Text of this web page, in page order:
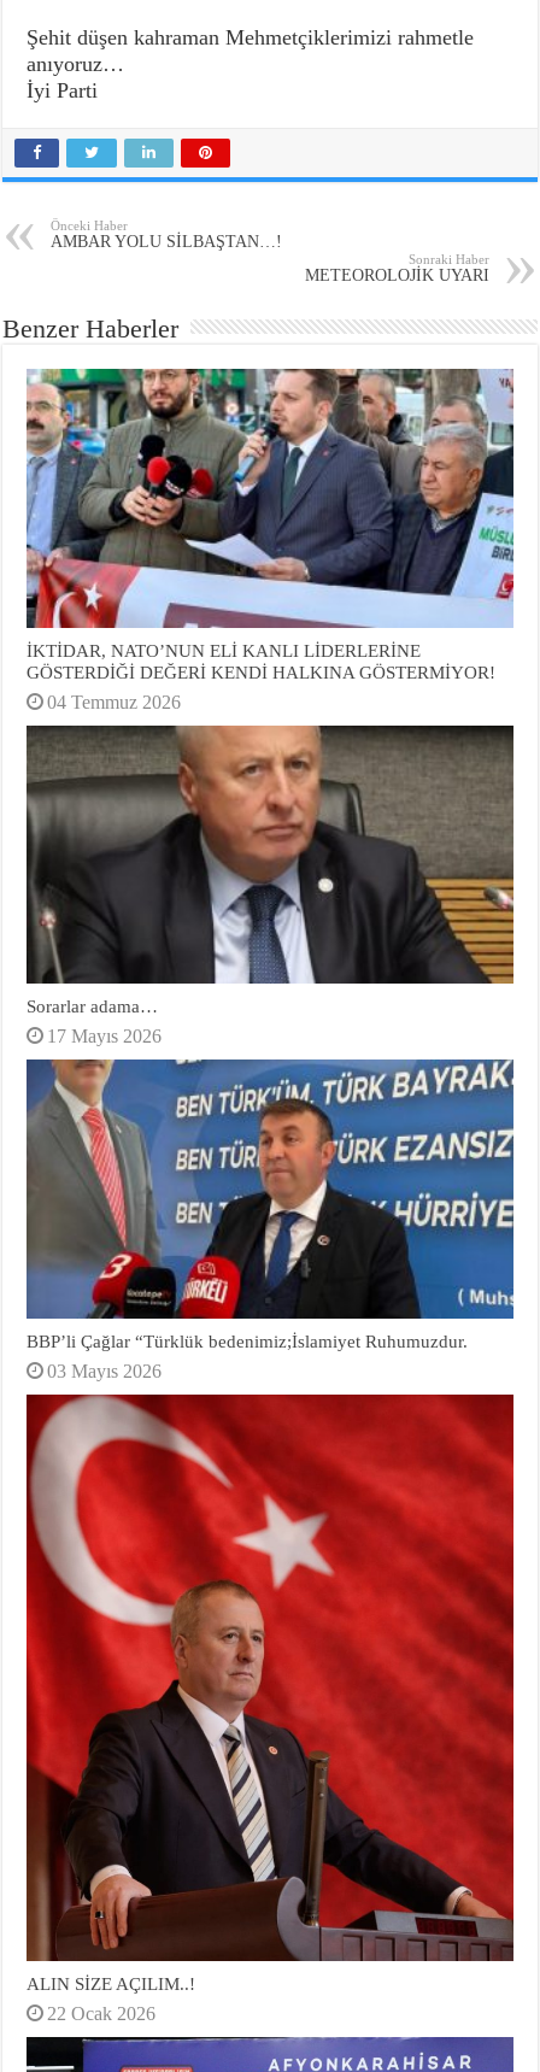
Şehit düşen kahraman Mehmetçiklerimizi rahmetle
anıyoruz…
İyi Parti
Önceki Haber
AMBAR YOLU SİLBAŞTAN…!
Sonraki Haber
METEOROLOJİK UYARI
Benzer Haberler
İKTİDAR, NATO’NUN ELİ KANLI LİDERLERİNE
GÖSTERDİĞİ DEĞERİ KENDİ HALKINA GÖSTERMİYOR!
04 Temmuz 2026
Sorarlar adama…
17 Mayıs 2026
BBP’li Çağlar “Türklük bedenimiz;İslamiyet Ruhumuzdur.
03 Mayıs 2026
ALIN SİZE AÇILIM..!
22 Ocak 2026